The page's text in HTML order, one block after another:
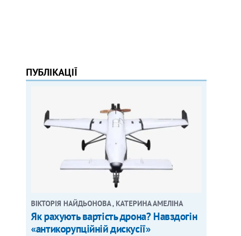
ПУБЛІКАЦІЇ
ВІКТОРІЯ НАЙДЬОНОВА , КАТЕРИНА АМЕЛІНА
Як рахують вартість дрона? Навздогін
«антикорупційній дискусії»